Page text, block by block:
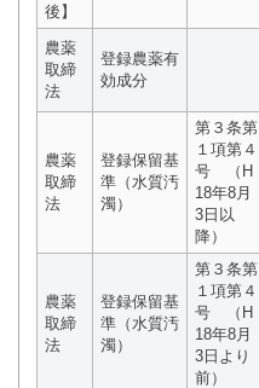
後】
農薬
取締
法
登録農薬有
効成分
農薬
取締
法
登録保留基
準（水質汚
濁）
第３条第
１項第４
号 （H
18年8月
3日以
降）
農薬
取締
法
登録保留基
準（水質汚
濁）
第３条第
１項第４
号 （H
18年8月
3日より
前）